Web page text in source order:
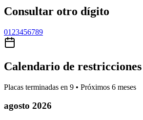
Consultar otro dígito
01 23456789
Calendario de restricciones
Placas terminadas en 9 • Próximos 6 meses
agosto 2026